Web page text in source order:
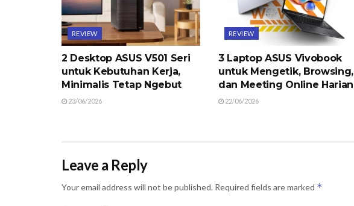
REVIEW
2 Desktop ASUS V501 Seri
untuk Kebutuhan Kerja,
Minimalis Tetap Ngebut
23/06/2026
REVIEW
3 Laptop ASUS Vivobook
untuk Mengetik, Browsing,
dan Meeting Online Harian
22/06/2026
Leave a Reply
Your email address will not be published. Required fields are marked *